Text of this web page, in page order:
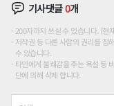
기사댓글0개
200자까지 쓰실 수 있습니다. (
저작권 등 다른 사람의 권리를 침
수 있습니다.
타인에게 불쾌감을 주는 욕설 등
단에 의해 삭제 합니다.